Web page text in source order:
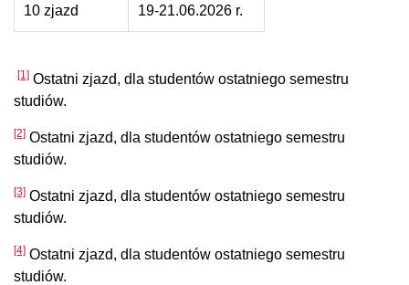
10 zjazd 19-21.06.2026 r.
[1] Ostatni zjazd, dla studentów ostatniego semestru
studiów.
[2] Ostatni zjazd, dla studentów ostatniego semestru
studiów.
[3] Ostatni zjazd, dla studentów ostatniego semestru
studiów.
[4] Ostatni zjazd, dla studentów ostatniego semestru
studiów.